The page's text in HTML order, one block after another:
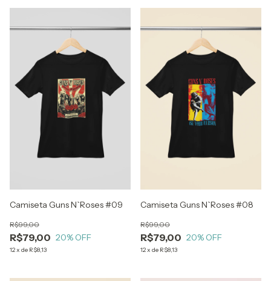
Camiseta Guns N`Roses #09
R$79,00
R$99,00
20% OFF
12x de R$8,13
Camiseta Guns N`Roses #08
R$79,00
R$99,00
20% OFF
12x de R$8,13